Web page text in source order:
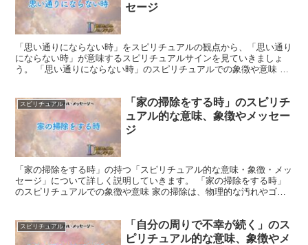
セージ
「思い通りにならない時」をスピリチュアルの観点から、「思い通り
にならない時」が意味するスピリチュアルサインを見ていきましょ
う。 「思い通りにならない時」のスピリチュアルでの象徴や意味 ス
スピリチュアル
「家の掃除をする時」のスピリチ
ュアル的な意味、象徴やメッセー
ジ
「家の掃除をする時」の持つ「スピリチュアル的な意味・象徴・メッ
セージ」について詳しく説明していきます。 「家の掃除をする時」
のスピリチュアルでの象徴や意味 家の掃除は、物理的な汚れやゴミ
スピリチュアル
「自分の周りで不幸が続く」のス
ピリチュアル的な意味、象徴やメ